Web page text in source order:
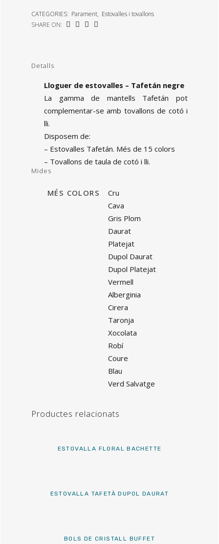
CATEGORIES: Parament, Estovalles i tovallons
SHARE ON:
Detalls
Lloguer de estovalles – Tafetán negre
La gamma de mantells Tafetán pot
complementar-se amb tovallons de cotó i
lli.
Disposem de:
– Estovalles Tafetán. Més de 15 colors
– Tovallons de taula de cotó i lli.
Mides
MÉS COLORS
Cru
Cava
Gris Plom
Daurat
Platejat
Dupol Daurat
Dupol Platejat
Vermell
Alberginia
Cirera
Taronja
Xocolata
Robí
Coure
Blau
Verd Salvatge
Productes relacionats
ESTOVALLA FLORAL BACHETTE
ESTOVALLA TAFETÀ DUPOL DAURAT
BOLS DE CRISTALL BUFFET